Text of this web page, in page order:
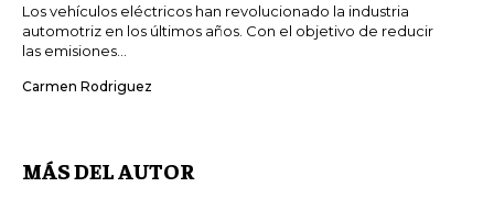
Los vehículos eléctricos han revolucionado la industria
automotriz en los últimos años. Con el objetivo de reducir
las emisiones...
Carmen Rodriguez
MÁS DEL AUTOR